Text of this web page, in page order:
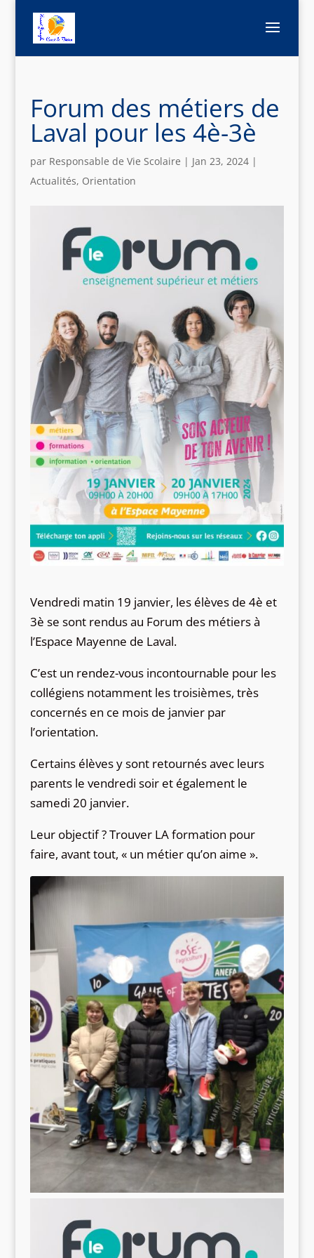
Forum des métiers de
Laval pour les 4è-3è
par Responsable de Vie Scolaire | Jan 23, 2024|
Actualités, Orientation
Vendredi matin 19 janvier, les élèves de 4è et
3è se sont rendus au Forum des métiers à
l’Espace Mayenne de Laval.
C’est un rendez-vous incontournable pour les
collégiens notamment les troisièmes, très
concernés en ce mois de janvier par
l’orientation.
Certains élèves y sont retournés avec leurs
parents le vendredi soir et également le
samedi 20 janvier.
Leur objectif ? Trouver LA formation pour
faire, avant tout, « un métier qu’on aime ».